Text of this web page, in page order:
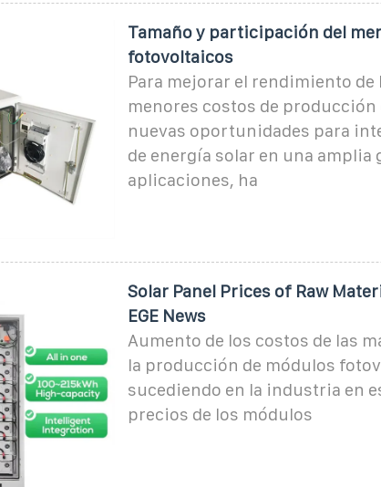
Tamaño y participación del
fotovoltaicos
Para mejorar el rendimiento de
menores costos de
nuevas oportunidades para
de energía solar en una amplia
aplicaciones, ha
Solar Panel Prices of Raw
EGE News
Aumento de los costos de las
la producción de módulos
sucediendo en la industria en
precios de los módulos